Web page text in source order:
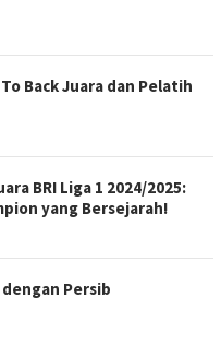
Back Juara dan Pelatih
BRI Liga 1 2024/2025:
yang Bersejarah!
Persib